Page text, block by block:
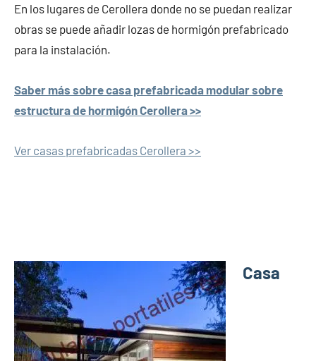
En los lugares de Cerollera donde no se puedan realizar
obras se puede añadir lozas de hormigón prefabricado
para la instalación.
Saber más sobre casa prefabricada modular sobre
estructura de hormigón Cerollera >>
Ver casas prefabricadas Cerollera >>
Casa